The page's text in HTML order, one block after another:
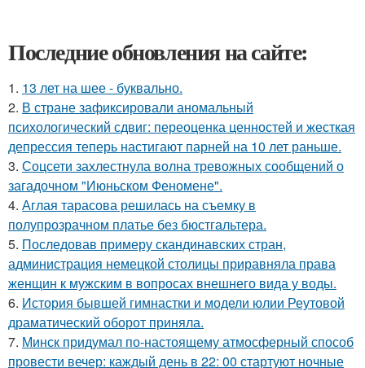
Последние обновления на сайте:
1. 13 лет на шее - буквально.
2. В стране зафиксировали аномальный
психологический сдвиг: переоценка ценностей и жесткая
депрессия теперь настигают парней на 10 лет раньше.
3. Соцсети захлестнула волна тревожных сообщений о
загадочном "Июньском Феномене".
4. Аглая тарасова решилась на съемку в
полупрозрачном платье без бюстгальтера.
5. Последовав примеру скандинавских стран,
администрация немецкой столицы приравняла права
женщин к мужским в вопросах внешнего вида у воды.
6. История бывшей гимнастки и модели юлии Реутовой
драматический оборот приняла.
7. Минск придумал по-настоящему атмосферный способ
провести вечер: каждый день в 22: 00 стартуют ночные